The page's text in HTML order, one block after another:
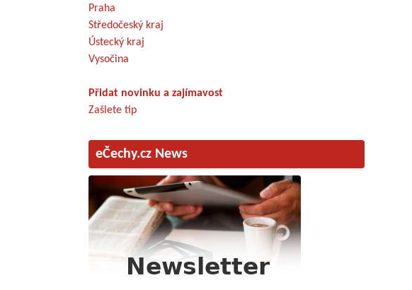
Praha
Středočeský kraj
Ústecký kraj
Vysočina
Přidat novinku a zajímavost
Zašlete tip
eČechy.cz News